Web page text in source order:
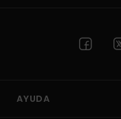
AYUDA